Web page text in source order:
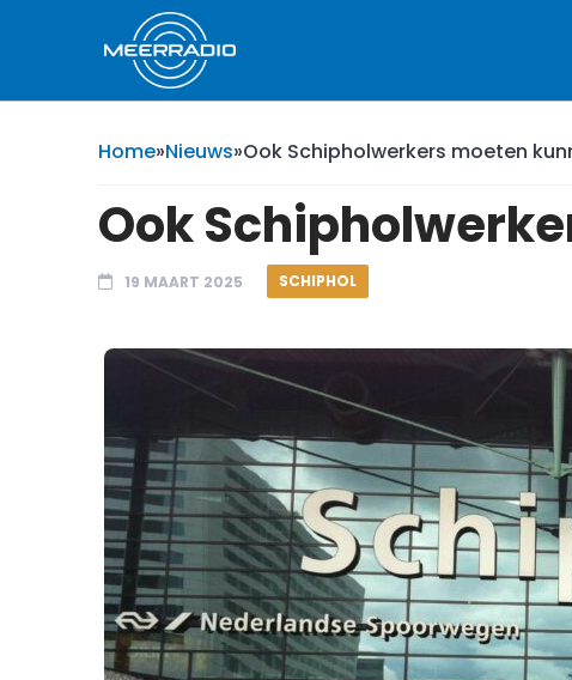
Home»Nieuws»Ook Schipholwerkers moeten
Ook
19 MAART 2025 SCHIPHOL